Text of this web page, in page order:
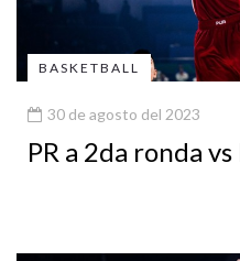
BASKETBALL
30 de agosto del 2023
PR a 2da ronda